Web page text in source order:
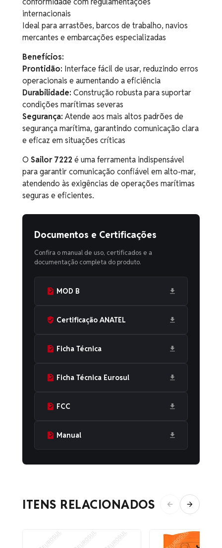
internacionais
Ideal para arrastões, barcos de trabalho, navios
mercantes e embarcações especializadas
Benefícios:
Prontidão: Interface fácil de usar, reduzindo erros
operacionais e aumentando a eficiência
Durabilidade: Construção robusta para suportar
condições marítimas severas
Segurança: Atende aos mais altos padrões de
segurança marítima, garantindo comunicação clara
e eficaz em situações críticas
O Sailor 7222 é uma ferramenta indispensável
para garantir comunicação confiável em alto-mar,
atendendo às exigências de operações marítimas
seguras e eficientes.
Documentos e Certificações
Confira o manual de uso, certificados e a
documentação completa do produto.
MOD B
Certificação ANATEL
Ficha Técnica
Ficha Técnica Eurosul
FCC
Manual
ITENS RELACIONADOS